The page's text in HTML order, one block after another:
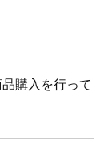
購入を行って